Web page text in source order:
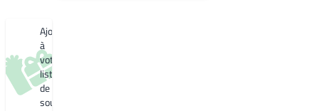
souhaitsAjouter
à
votre
liste
de
souhaits